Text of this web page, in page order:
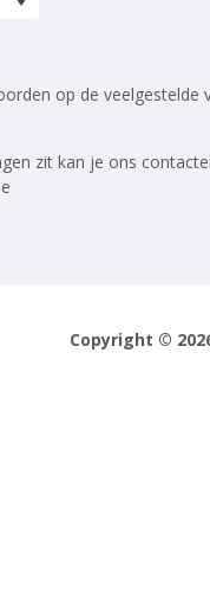
op de veelgestelde
zit kan je ons
Copyright ©